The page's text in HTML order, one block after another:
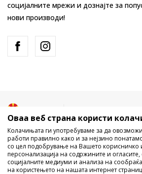
социјалните мрежи и дознајте за
нови производи!
Оваа веб страна користи
Колачињата ги употребуваме за да
работи правилно како и за нејзино
со цел подобрување на Вашето корисничко
персонализација на содржините и
социјалните медиуми и анализа на
на користењето на нашата интернет